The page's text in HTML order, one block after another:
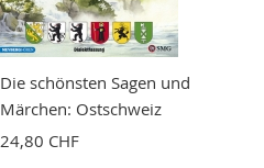
Die schönsten Sagen und
Märchen: Ostschweiz
24,80 CHF